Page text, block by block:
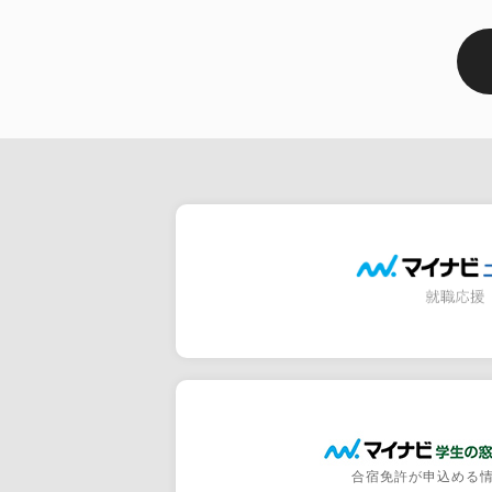
合宿免許が申込める